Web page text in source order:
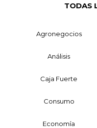
TODAS
Agronegocios
Análisis
Caja Fuerte
Consumo
Economía